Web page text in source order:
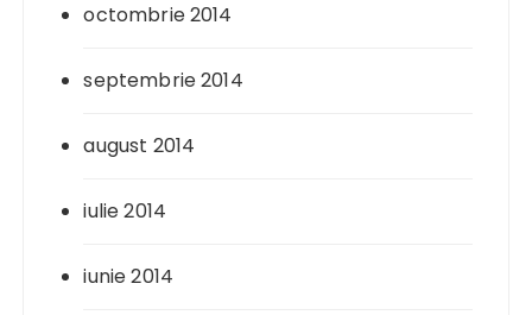
octombrie 2014
septembrie 2014
august 2014
iulie 2014
iunie 2014